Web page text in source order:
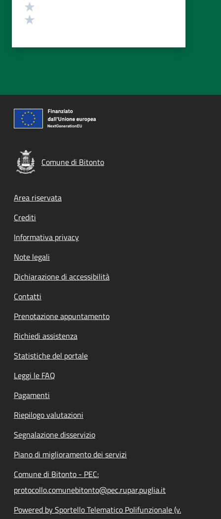
Comune di Bitonto
Footer menu
Area riservata
Crediti
Informativa privacy
Note legali
Dichiarazione di accessibilità
Contatti
Prenotazione appuntamento
Richiedi assistenza
Statistiche del portale
Leggi le FAQ
Pagamenti
Riepilogo valutazioni
Segnalazione disservizio
Piano di miglioramento dei servizi
Comune di Bitonto - PEC:
protocollo.comunebitonto@pec.rupar.puglia.it
Powered by Sportello Telematico Polifunzionale (v.